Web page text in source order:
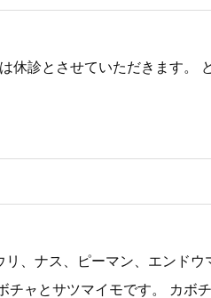
休診とさせていただきます。
リ、ナス、ピーマン、エンド
チャとサツマイモです。 カボ